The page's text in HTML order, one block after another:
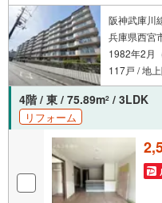
阪神武庫川
兵庫県西宮
1982年2月
117戸 / 地
4階 / 東 / 75.89m2 / 3LDK
リフォーム